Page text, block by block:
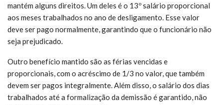
mantém alguns direitos. Um deles é o 13º salário proporcional
aos meses trabalhados no ano de desligamento. Esse valor
deve ser pago normalmente, garantindo que o funcionário não
seja prejudicado.
Outro benefício mantido são as férias vencidas e
proporcionais, com o acréscimo de 1/3 no valor, que também
devem ser pagos integralmente. Além disso, o salário dos dias
trabalhados até a formalização da demissão é garantido, não